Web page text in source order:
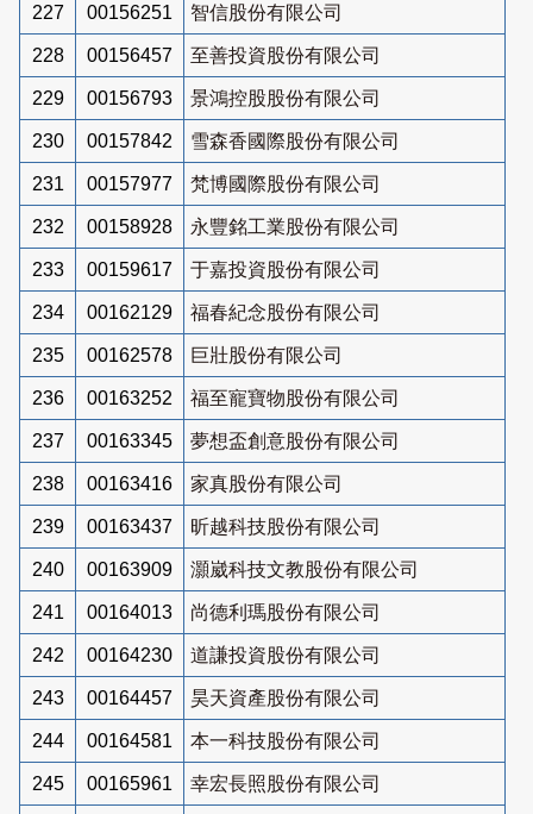
227 00156251 智信股份有限公司
228 00156457 至善投資股份有限公司
229 00156793 景鴻控股股份有限公司
230 00157842 雪森香國際股份有限公司
231 00157977 梵博國際股份有限公司
232 00158928 永豐銘工業股份有限公司
233 00159617 于嘉投資股份有限公司
234 00162129 福春紀念股份有限公司
235 00162578 巨壯股份有限公司
236 00163252 福至寵寶物股份有限公司
237 00163345 夢想盃創意股份有限公司
238 00163416 家真股份有限公司
239 00163437 昕越科技股份有限公司
240 00163909 灝崴科技文教股份有限公司
241 00164013 尚德利瑪股份有限公司
242 00164230 道謙投資股份有限公司
243 00164457 昊天資產股份有限公司
244 00164581 本一科技股份有限公司
245 00165961 幸宏長照股份有限公司